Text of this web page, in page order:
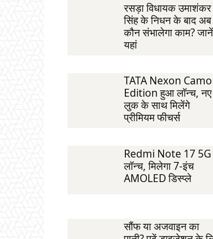
रसड़ा विधायक उमाशंकर
सिंह के निधन के बाद अब
कौन संभालेगा काम? जानें
यहां
TATA Nexon Camo
Edition हुआ लॉन्च, नए
लुक के साथ मिलेंगे
प्रीमियम फीचर्स
Redmi Note 17 5G
लॉन्च, मिलेगा 7-इंच
AMOLED डिस्प्ले
सौंफ या अजवाइन का